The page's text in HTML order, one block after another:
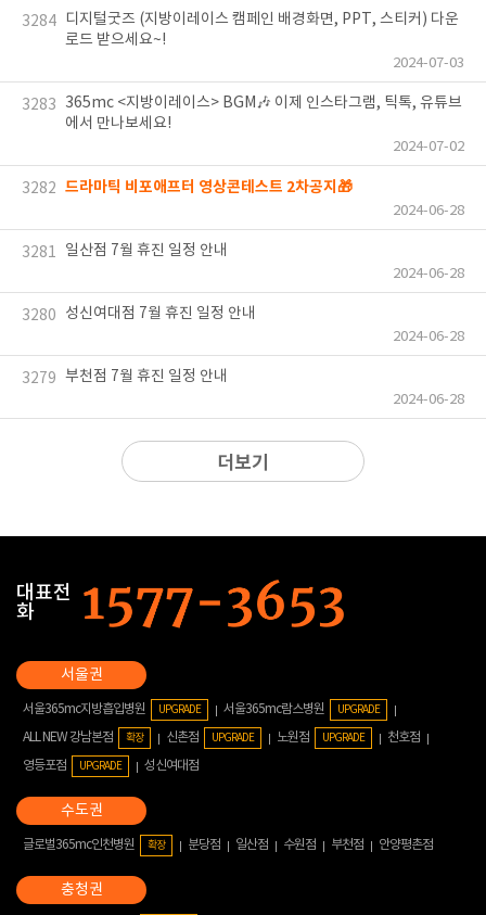
3284 디지털굿즈 (지방이레이스 캠페인 배경화면, PPT, 스티커) 다운
로드 받으세요~!
2024-07-03
3283
365mc <지방이레이스> BGM🎶 이제 인스타그램, 틱톡, 유튜브
에서 만나보세요!
2024-07-02
3282 드라마틱 비포애프터 영상콘테스트 2차공지🎁
2024-06-28
3281 일산점 7월 휴진 일정 안내
2024-06-28
3280 성신여대점 7월 휴진 일정 안내
2024-06-28
3279 부천점 7월 휴진 일정 안내
2024-06-28
더보기
대표전
화
서울365mc지방흡입병원 UPGRADE 서울365mc람스병원 UPGRADE
ALL NEW 강남본점 확장 신촌점 UPGRADE 노원점 UPGRADE
천호점
영등포점
UPGRADE 성신여대점
글로벌365mc인천병원 확장 분당점 일산점 수원점 부천점 안양평촌점